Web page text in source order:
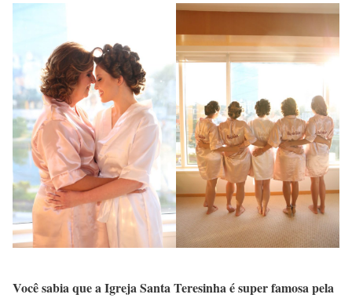
Você sabia que a Igreja Santa Teresinha é super famosa pela